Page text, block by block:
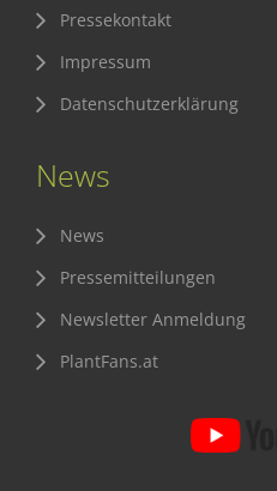
Pressekontakt
Impressum
Datenschutzerklärung
News
News
Pressemitteilungen
Newsletter Anmeldung
PlantFans.at